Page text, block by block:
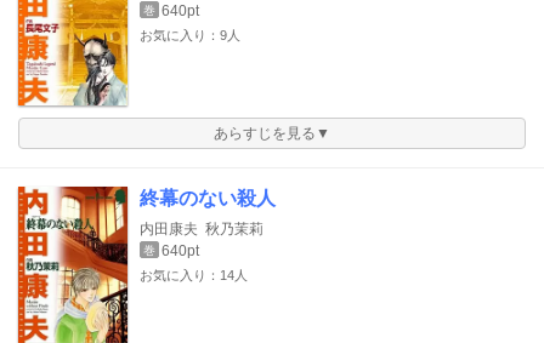
巻 640pt
お気に入り：9人
あらすじを見る▼
終幕のない殺人
内田康夫 秋乃茉莉
巻 640pt
お気に入り：14人